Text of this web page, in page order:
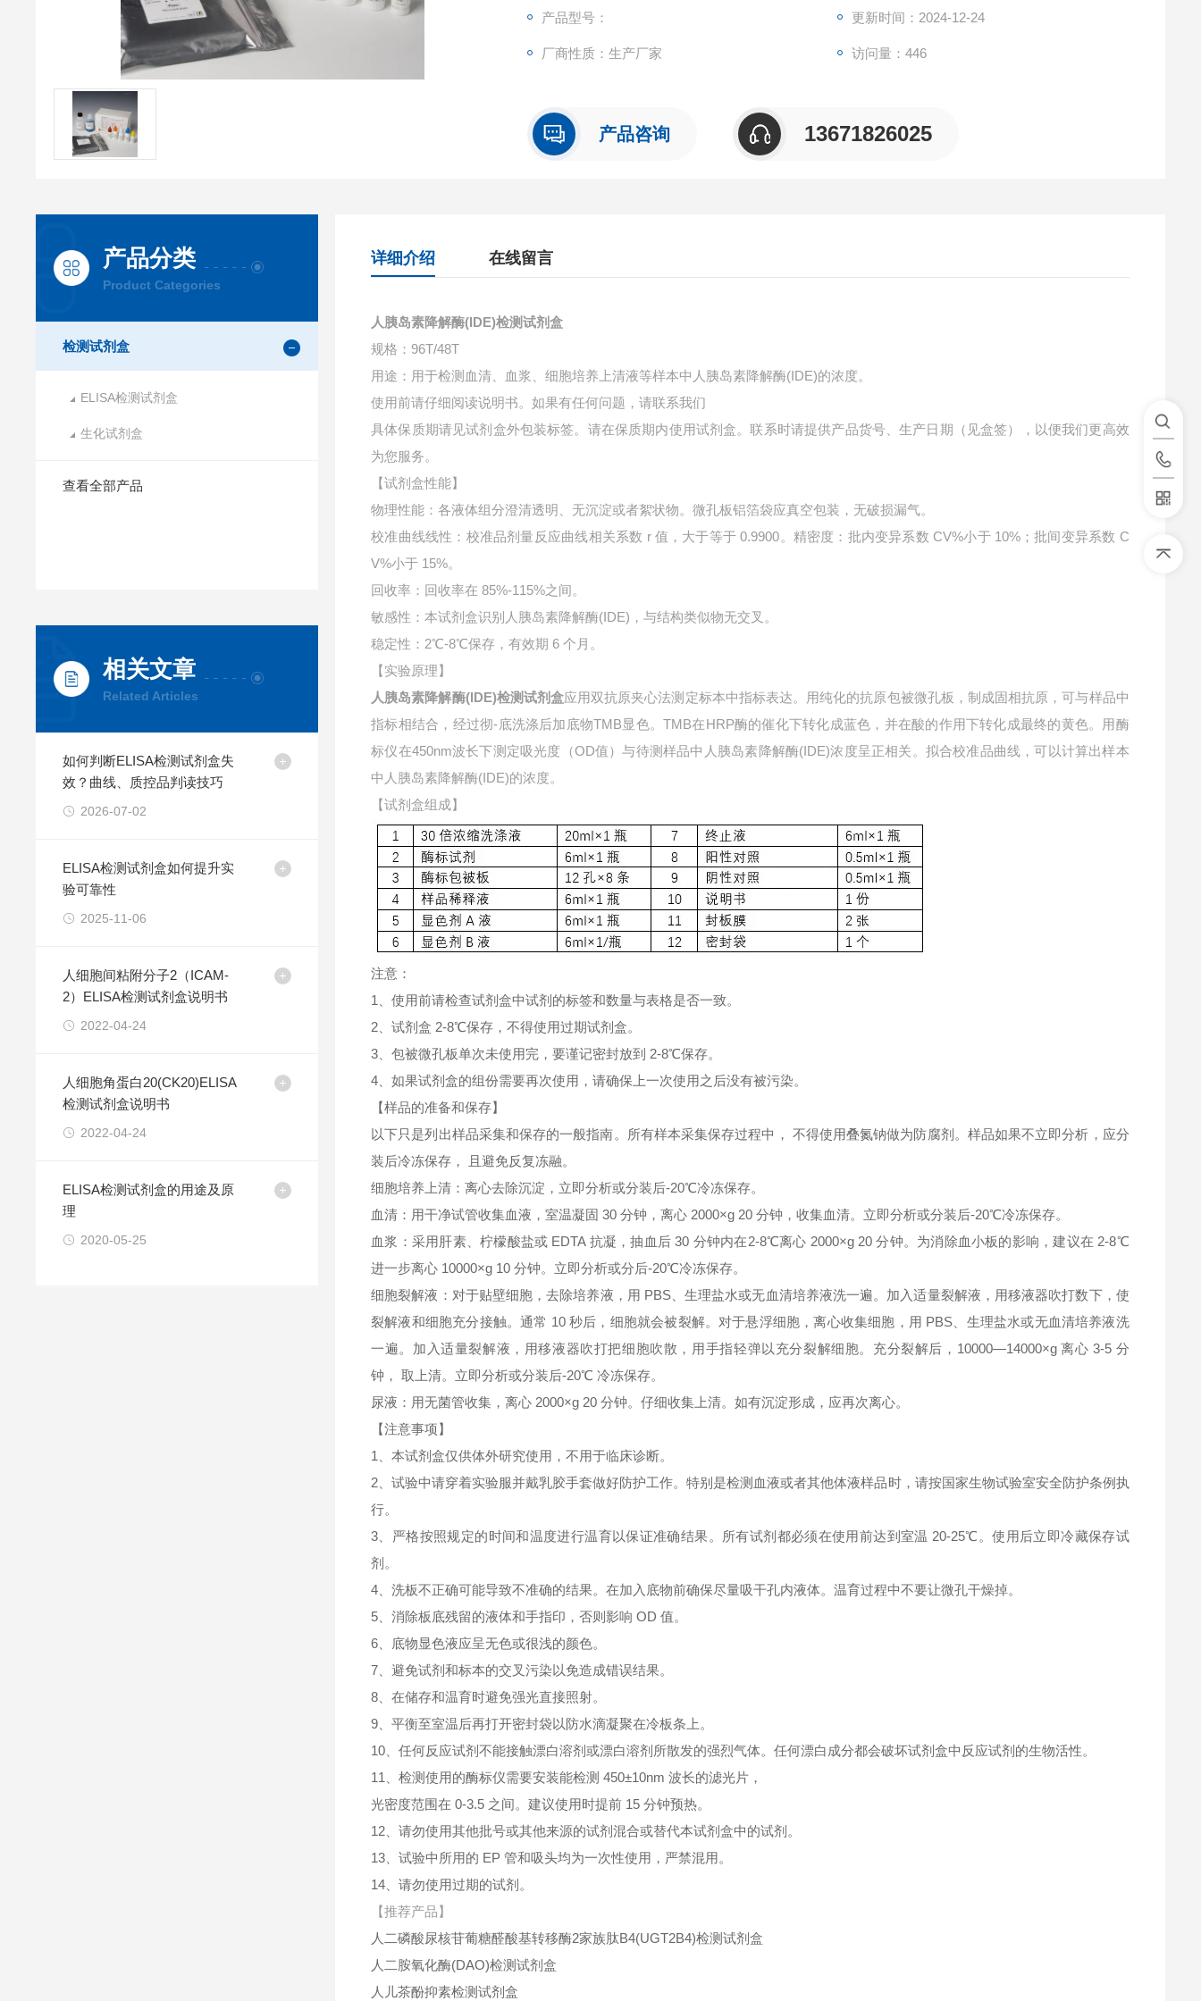
产品型号： 更新时间：2024-12-24
厂商性质：生产厂家 访问量：446
产品咨询 13671826025
产品分类
Product Categories
检测试剂盒
ELISA检测试剂盒
生化试剂盒
查看全部产品
相关文章
Related Articles
如何判断ELISA检测试剂盒失
效？曲线、质控品判读技巧
2026-07-02
ELISA检测试剂盒如何提升实
验可靠性
2025-11-06
人细胞间粘附分子2（ICAM-
2）ELISA检测试剂盒说明书
2022-04-24
人细胞角蛋白20(CK20)ELISA
检测试剂盒说明书
2022-04-24
ELISA检测试剂盒的用途及原
理
2020-05-25
详细介绍 在线留言
人胰岛素降解酶(IDE)检测试剂盒
规格：96T/48T
用途：用于检测血清、血浆、细胞培养上清液等样本中 人胰岛素降解酶(IDE)的浓度。
使用前请仔细阅读说明书。如果有任何问题，请联系我们
具体保质期请见试剂盒外包装标签。请在保质期内使用试剂盒。联系时请提供产品货号、生产日期（见盒签），以便我们更高效
为您服务。
【试剂盒性能】
物理性能：各液体组分澄清透明、无沉淀或者絮状物。微孔板铝箔袋应真空包装，无破损漏气。
校准曲线线性：校准品剂量反应曲线相关系数 r 值，大于等于 0.9900。精密度：批内变异系数 CV%小于 10%；批间变异系数 C
V%小于 15%。
回收率：回收率在 85%-115%之间。
敏感性：本试剂盒识别人胰岛素降解酶(IDE)，与结构类似物无交叉。
稳定性：2℃-8℃保存，有效期 6 个月。
【实验原理】
人胰岛素降解酶(IDE)检测试剂盒应用双抗原夹心法测定标本中指标表达。用纯化的抗原包被微孔板，制成固相抗原，可与样品中
指标相结合，经过彻-底洗涤后加底物TMB显色。TMB在HRP酶的催化下转化成蓝色，并在酸的作用下转化成最终的黄色。用酶
标仪在450nm波长下测定吸光度（OD值）与待测样品中 人胰岛素降解酶(IDE)浓度呈正相关。拟合校准品曲线，可以计算出样本
中 人胰岛素降解酶(IDE)的浓度。
【试剂盒组成】
注意：
1、使用前请检查试剂盒中试剂的标签和数量与表格是否一致。
2、试剂盒 2-8℃保存，不得使用过期试剂盒。
3、包被微孔板单次未使用完，要谨记密封放到 2-8℃保存。
4、如果试剂盒的组份需要再次使用，请确保上一次使用之后没有被污染。
【样品的准备和保存】
以下只是列出样品采集和保存的一般指南。所有样本采集保存过程中， 不得使用叠氮钠做为防腐剂。样品如果不立即分析，应分
装后冷冻保存， 且避免反复冻融。
细胞培养上清：离心去除沉淀，立即分析或分装后-20℃冷冻保存。
血清：用干净试管收集血液，室温凝固 30 分钟，离心 2000×g 20 分钟，收集血清。立即分析或分装后-20℃冷冻保存。
血浆：采用肝素、柠檬酸盐或 EDTA 抗凝，抽血后 30 分钟内在2-8℃离心 2000×g 20 分钟。为消除血小板的影响，建议在 2-8℃
进一步离心 10000×g 10 分钟。立即分析或分后-20℃冷冻保存。
细胞裂解液：对于贴壁细胞，去除培养液，用 PBS、生理盐水或无血清培养液洗一遍。加入适量裂解液，用移液器吹打数下，使
裂解液和细胞充分接触。通常 10 秒后，细胞就会被裂解。对于悬浮细胞，离心收集细胞，用 PBS、生理盐水或无血清培养液洗
一遍。加入适量裂解液，用移液器吹打把细胞吹散，用手指轻弹以充分裂解细胞。充分裂解后，10000—14000×g 离心 3-5 分
钟， 取上清。立即分析或分装后-20℃ 冷冻保存。
尿液：用无菌管收集，离心 2000×g 20 分钟。仔细收集上清。如有沉淀形成，应再次离心。
【注意事项】
1、本试剂盒仅供体外研究使用，不用于临床诊断。
2、试验中请穿着实验服并戴乳胶手套做好防护工作。特别是检测血液或者其他体液样品时，请按国家生物试验室安全防护条例执
行。
3、严格按照规定的时间和温度进行温育以保证准确结果。所有试剂都必须在使用前达到室温 20-25℃。使用后立即冷藏保存试
剂。
4、洗板不正确可能导致不准确的结果。在加入底物前确保尽量吸干孔内液体。温育过程中不要让微孔干燥掉。
5、消除板底残留的液体和手指印，否则影响 OD 值。
6、底物显色液应呈无色或很浅的颜色。
7、避免试剂和标本的交叉污染以免造成错误结果。
8、在储存和温育时避免强光直接照射。
9、平衡至室温后再打开密封袋以防水滴凝聚在冷板条上。
10、任何反应试剂不能接触漂白溶剂或漂白溶剂所散发的强烈气体。任何漂白成分都会破坏试剂盒中反应试剂的生物活性。
11、检测使用的酶标仪需要安装能检测 450±10nm 波长的滤光片，
光密度范围在 0-3.5 之间。建议使用时提前 15 分钟预热。
12、请勿使用其他批号或其他来源的试剂混合或替代本试剂盒中的试剂。
13、试验中所用的 EP 管和吸头均为一次性使用，严禁混用。
14、请勿使用过期的试剂。
【推荐产品】
人二磷酸尿核苷葡糖醛酸基转移酶2家族肽B4(UGT2B4)检测试剂盒
人二胺氧化酶(DAO)检测试剂盒
人儿茶酚抑素检测试剂盒